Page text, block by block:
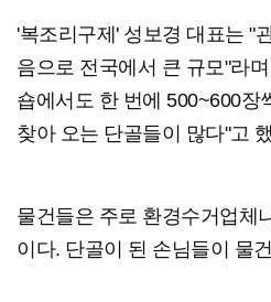
'복조리구제' 성보경 대표는 "
음으로 전국에서 큰 규모"라
숍에서도 한 번에 500~600장
찾아 오는 단골들이 많다"고
물건들은 주로 환경수거업체
이다. 단골이 된 손님들이 물